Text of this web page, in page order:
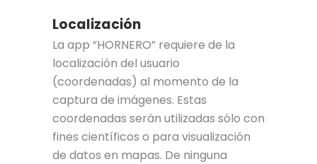
Localización
La app “HORNERO” requiere de la
localización del usuario
(coordenadas) al momento de la
captura de imágenes. Estas
coordenadas serán utilizadas sólo con
fines científicos o para visualización
de datos en mapas. De ninguna